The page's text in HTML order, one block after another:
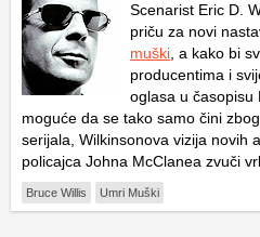
Scenarist Eric D.
priču za novi
muški , a kako bi
producentima i
oglasa u časopisu
moguće da se tako samo čini
serijala, Wilkinsonova vizija novih
policajca Johna McClanea zvuči
Bruce Willis Umri Muški